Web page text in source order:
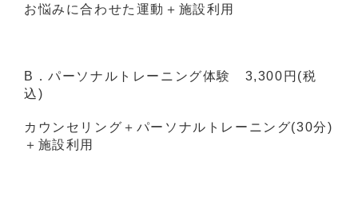
お悩みに合わせた運動＋施設利用
B．パーソナルトレーニング体験 3,300円(税
込)
カウンセリング＋パーソナルトレーニング(30分)
＋施設利用